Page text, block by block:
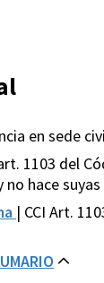
en sede
1103 del
no hace
| CCI Art.